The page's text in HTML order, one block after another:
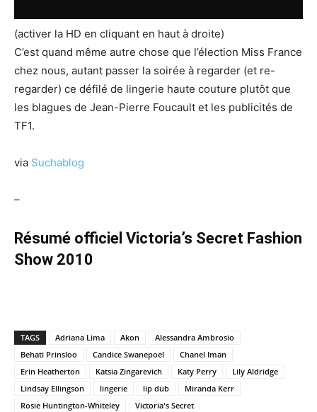
(activer la HD en cliquant en haut à droite)
C’est quand même autre chose que l’élection Miss France
chez nous, autant passer la soirée à regarder (et re-
regarder) ce défilé de lingerie haute couture plutôt que
les blagues de Jean-Pierre Foucault et les publicités de
TF1.
via Suchablog
–
Résumé officiel Victoria’s Secret Fashion
Show 2010
TAGS Adriana Lima Akon
Alessandra Ambrosio
Behati Prinsloo
Candice Swanepoel
Chanel Iman
Erin Heatherton
Katsia Zingarevich Katy Perry
Lily Aldridge
Lindsay Ellingson
lingerie lip dub
Miranda Kerr
Rosie Huntington-Whiteley
Victoria's Secret